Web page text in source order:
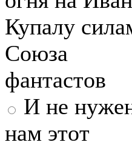
Купалу
Союза
фантастов
И не
нам этот